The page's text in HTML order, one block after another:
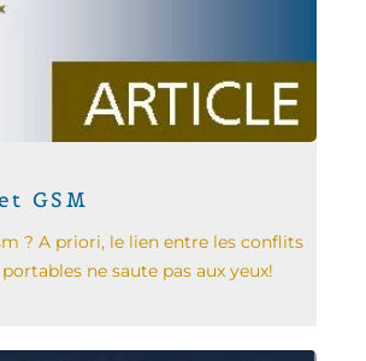
GSM
? A priori, le lien entre les conflits
ne saute pas aux yeux!